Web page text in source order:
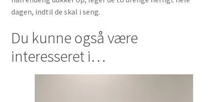
dagen, indtil de skal i seng.
Du kunne også være
interesseret i…